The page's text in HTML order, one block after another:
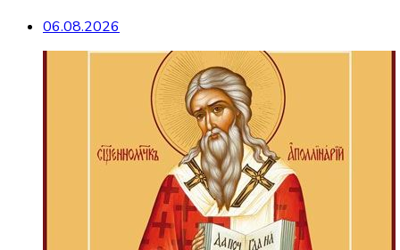
06.08.2026